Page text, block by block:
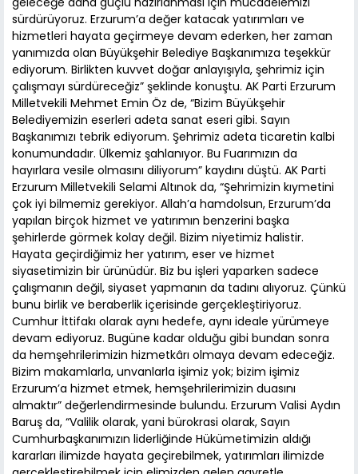
sürdürüyoruz. Erzurum’a değer katacak yatırımları ve
hizmetleri hayata geçirmeye devam ederken, her zaman
yanımızda olan Büyükşehir Belediye Başkanımıza teşekkür
ediyorum. Birlikten kuvvet doğar anlayışıyla, şehrimiz için
çalışmayı sürdüreceğiz” şeklinde konuştu. AK Parti Erzurum
Milletvekili Mehmet Emin Öz de, “Bizim Büyükşehir
Belediyemizin eserleri adeta sanat eseri gibi. Sayın
Başkanımızı tebrik ediyorum. Şehrimiz adeta ticaretin kalbi
konumundadır. Ülkemiz şahlanıyor. Bu Fuarımızın da
hayırlara vesile olmasını diliyorum” kaydını düştü. AK Parti
Erzurum Milletvekili Selami Altınok da, “Şehrimizin kıymetini
çok iyi bilmemiz gerekiyor. Allah’a hamdolsun, Erzurum’da
yapılan birçok hizmet ve yatırımın benzerini başka
şehirlerde görmek kolay değil. Bizim niyetimiz halistir.
Hayata geçirdiğimiz her yatırım, eser ve hizmet
siyasetimizin bir ürünüdür. Biz bu işleri yaparken sadece
çalışmanın değil, siyaset yapmanın da tadını alıyoruz. Çünkü
bunu birlik ve beraberlik içerisinde gerçekleştiriyoruz.
Cumhur İttifakı olarak aynı hedefe, aynı ideale yürümeye
devam ediyoruz. Bugüne kadar olduğu gibi bundan sonra
da hemşehrilerimizin hizmetkârı olmaya devam edeceğiz.
Bizim makamlarla, unvanlarla işimiz yok; bizim işimiz
Erzurum’a hizmet etmek, hemşehrilerimizin duasını
almaktır” değerlendirmesinde bulundu. Erzurum Valisi Aydın
Baruş da, “Valilik olarak, yani bürokrasi olarak, Sayın
Cumhurbaşkanımızın liderliğinde Hükümetimizin aldığı
kararları ilimizde hayata geçirebilmek, yatırımları ilimizde